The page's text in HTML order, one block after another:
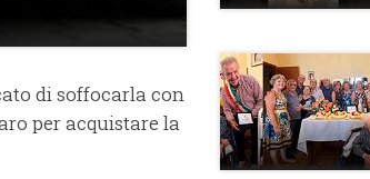
di soffocarla con
per acquistare la